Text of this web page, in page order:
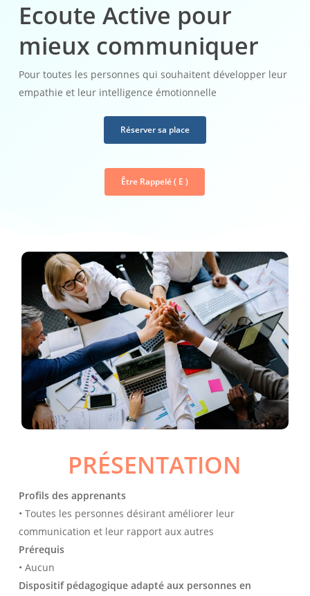
Ecoute Active pour
mieux communiquer
Pour toutes les personnes qui souhaitent développer leur
empathie et leur intelligence émotionnelle
Réserver sa place
Être Rappelé ( E )
PRÉSENTATION
Profils des apprenants
• Toutes les personnes désirant améliorer leur
communication et leur rapport aux autres
Prérequis
• Aucun
Dispositif pédagogique adapté aux personnes en